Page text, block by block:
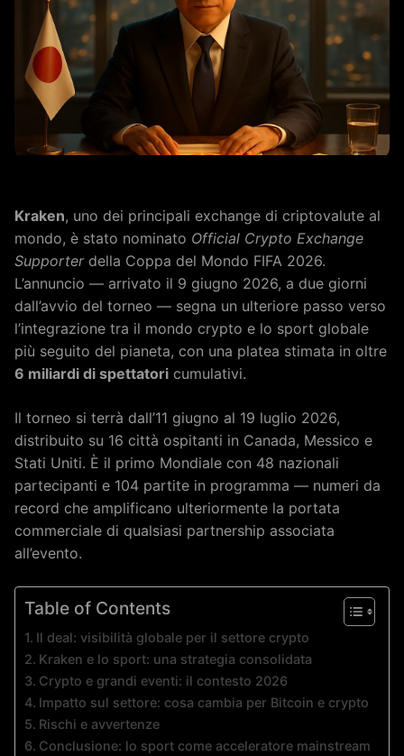
Kraken, uno dei principali exchange di criptovalute al
mondo, è stato nominato Official Crypto Exchange
Supporterdella Coppa del Mondo FIFA 2026.
L’annuncio — arrivato il 9 giugno 2026, a due giorni
dall’avvio del torneo — segna un ulteriore passo verso
l’integrazione tra il mondo crypto e lo sport globale
più seguito del pianeta, con una platea stimata in oltre
6 miliardi di spettatori cumulativi.
Il torneo si terrà dall’11 giugno al 19 luglio 2026,
distribuito su 16 città ospitanti in Canada, Messico e
Stati Uniti. È il primo Mondiale con 48 nazionali
partecipanti e 104 partite in programma — numeri da
record che amplificano ulteriormente la portata
commerciale di qualsiasi partnership associata
all’evento.
Table of Contents
Il deal: visibilità globale per il settore crypto
Kraken e lo sport: una strategia consolidata
Crypto e grandi eventi: il contesto 2026
Impatto sul settore: cosa cambia per Bitcoin e crypto
Rischi e avvertenze
Conclusione: lo sport come acceleratore mainstream